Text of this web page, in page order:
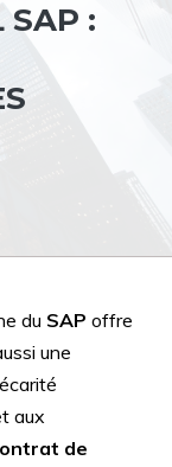
SAP :
du SAP offre
une
aux
de